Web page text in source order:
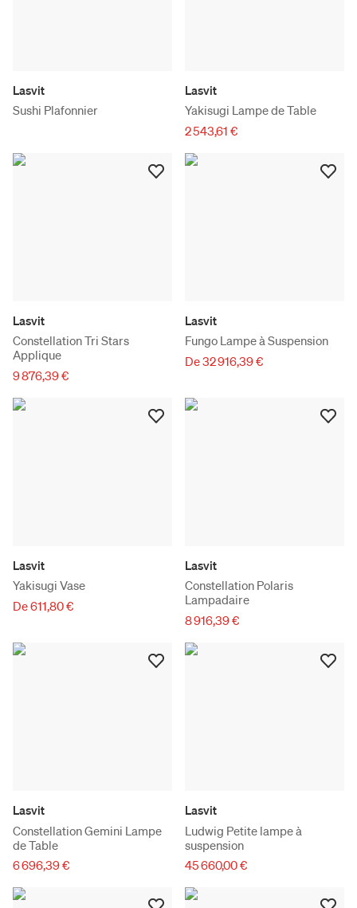
Lasvit
Sushi Plafonnier
Lasvit
Yakisugi Lampe de Table
2 543,61 €
Lasvit
Constellation Tri Stars
Applique
9 876,39 €
Lasvit
Fungo Lampe à Suspension
De 32 916,39 €
Lasvit
Yakisugi Vase
De 611,80 €
Lasvit
Constellation Polaris
Lampadaire
8 916,39 €
Lasvit
Constellation Gemini Lampe
de Table
6 696,39 €
Lasvit
Ludwig Petite lampe à
suspension
45 660,00 €